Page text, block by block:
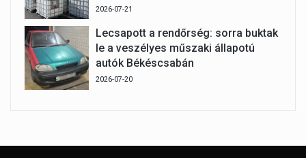
2026-07-21
Lecsapott a rendőrség: sorra buktak
le a veszélyes műszaki állapotú
autók Békéscsabán
2026-07-20